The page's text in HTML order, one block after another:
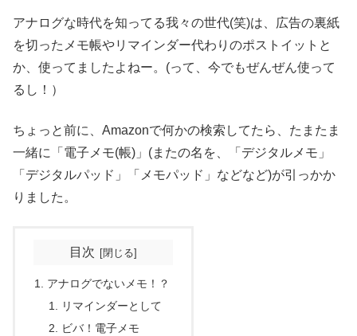
アナログな時代を知ってる我々の世代(笑)は、広告の裏紙
を切ったメモ帳やリマインダー代わりのポストイットと
か、使ってましたよねー。(って、今でもぜんぜん使って
るし！）
ちょっと前に、Amazonで何かの検索してたら、たまたま
一緒に「電子メモ(帳)」(またの名を、「デジタルメモ」
「デジタルパッド」「メモパッド」などなど)が引っかか
りました。
目次
アナログでないメモ！？
リマインダーとして
ビバ！電子メモ